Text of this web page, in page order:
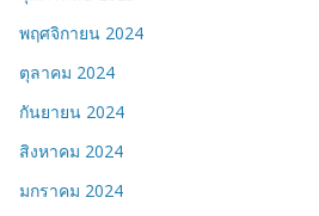
พฤศจิกายน 2024
ตุลาคม 2024
กันยายน 2024
สิงหาคม 2024
มกราคม 2024